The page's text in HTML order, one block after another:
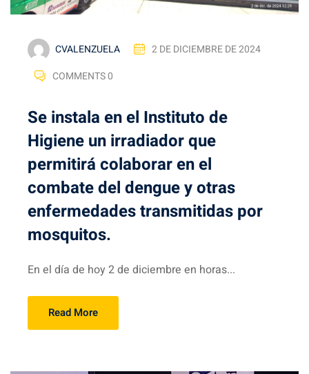
CVALENZUELA
2 DE DICIEMBRE DE 2024
COMMENTS 0
Se instala en el Instituto de
Higiene un irradiador que
permitirá colaborar en el
combate del dengue y otras
enfermedades transmitidas por
mosquitos.
En el día de hoy 2 de diciembre en horas...
Read More